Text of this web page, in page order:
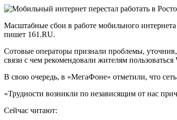
Масштабные сбои в работе мобильного
пишет 161.RU.
Сотовые операторы признали проблемы,
связи с чем рекомендовали жителям
В свою очередь, в «МегаФоне» отметили, что
«Трудности возникли по независящим от нас
Сейчас читают: